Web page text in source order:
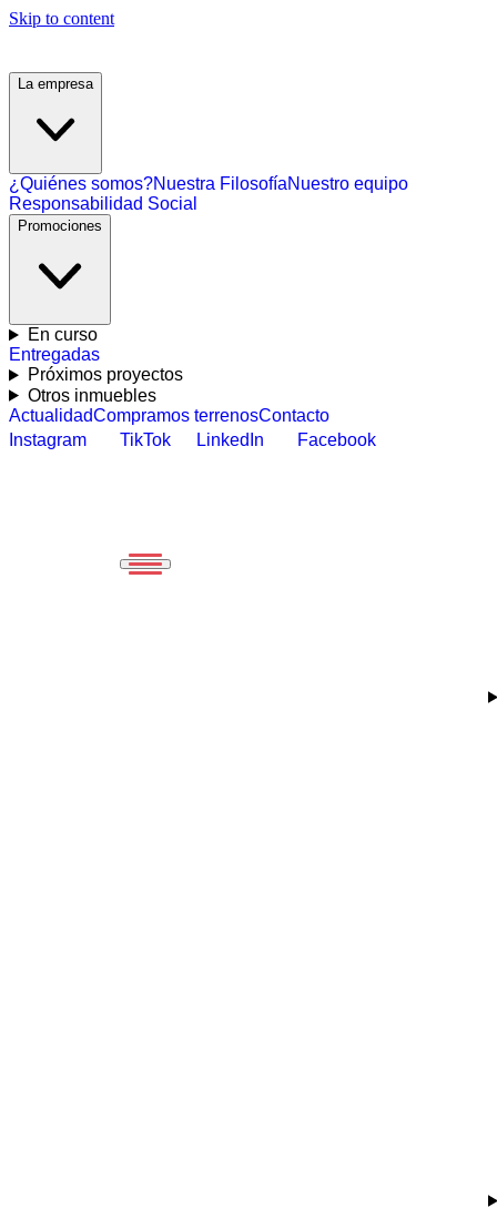
Skip to content
La empresa
¿Quiénes somos?Nuestra FilosofíaNuestro equipo
Responsabilidad Social
Promociones
En curso
Entregadas
Próximos proyectos
Otros inmuebles
ActualidadCompramos terrenosContacto
Instagram
TikTok LinkedIn Facebook